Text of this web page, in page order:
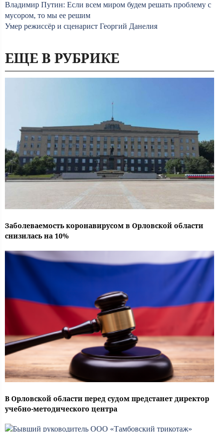
Владимир Путин: Если всем миром будем решать проблему с
мусором, то мы ее решим
Умер режиссёр и сценарист Георгий Данелия
ЕЩЕ В РУБРИКЕ
Заболеваемость коронавирусом в Орловской области
снизилась на 10%
В Орловской области перед судом предстанет директор
учебно-методического центра